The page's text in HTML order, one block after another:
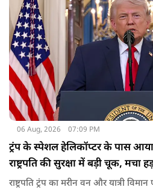
06 Aug, 2026 07:09 PM
ट्रंप के स्पेशल हेलिकॉप्टर के पास आया
राष्ट्रपति की सुरक्षा में बड़ी चूक, मचा
राष्ट्रपति ट्रंप का मरीन वन और यात्री